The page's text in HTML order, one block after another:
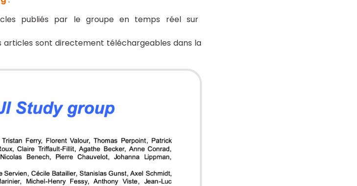
publiés par le groupe en temps réel sur
articles sont directement téléchargeables dans la